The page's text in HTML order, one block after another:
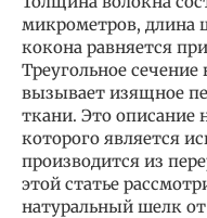
микрометров, длина
кокона равняется
Треугольное
вызывает изящное
ткани. Это описание
которого является
производится из
этой статье
натуральный шелк от